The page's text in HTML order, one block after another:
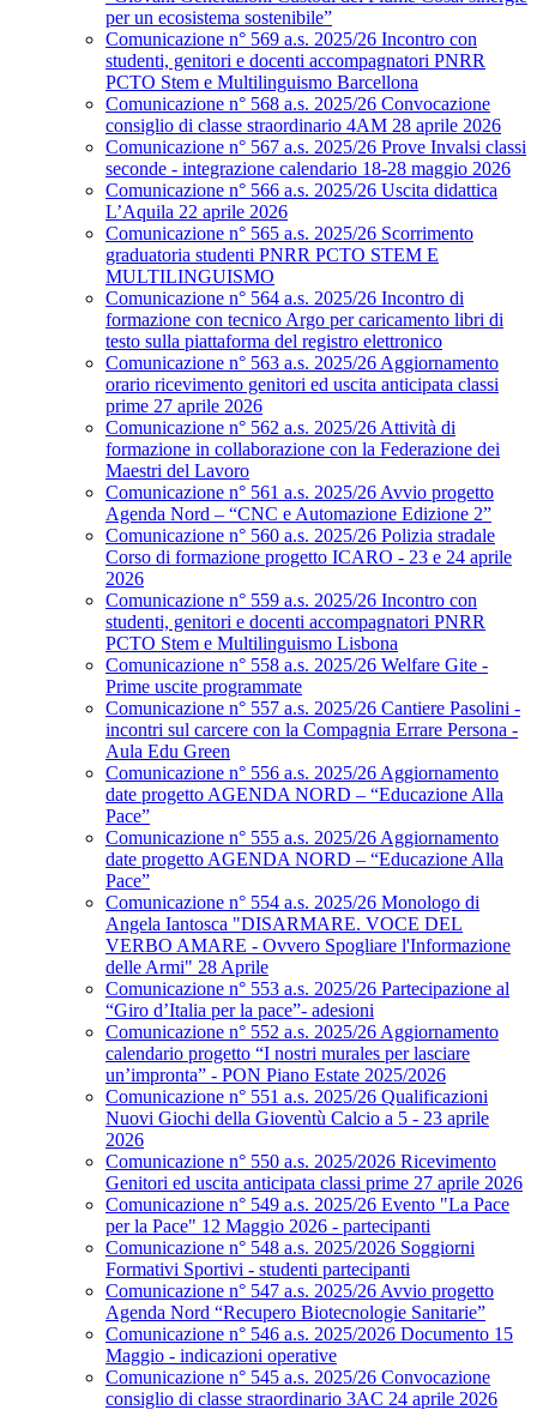
per un ecosistema sostenibile”
Comunicazione n° 569 a.s. 2025/26 Incontro con
studenti, genitori e docenti accompagnatori PNRR
PCTO Stem e Multilinguismo Barcellona
Comunicazione n° 568 a.s. 2025/26 Convocazione
consiglio di classe straordinario 4AM 28 aprile 2026
Comunicazione n° 567 a.s. 2025/26 Prove Invalsi classi
seconde - integrazione calendario 18-28 maggio 2026
Comunicazione n° 566 a.s. 2025/26 Uscita didattica
L’Aquila 22 aprile 2026
Comunicazione n° 565 a.s. 2025/26 Scorrimento
graduatoria studenti PNRR PCTO STEM E
MULTILINGUISMO
Comunicazione n° 564 a.s. 2025/26 Incontro di
formazione con tecnico Argo per caricamento libri di
testo sulla piattaforma del registro elettronico
Comunicazione n° 563 a.s. 2025/26 Aggiornamento
orario ricevimento genitori ed uscita anticipata classi
prime 27 aprile 2026
Comunicazione n° 562 a.s. 2025/26 Attività di
formazione in collaborazione con la Federazione dei
Maestri del Lavoro
Comunicazione n° 561 a.s. 2025/26 Avvio progetto
Agenda Nord – “CNC e Automazione Edizione 2”
Comunicazione n° 560 a.s. 2025/26 Polizia stradale
Corso di formazione progetto ICARO - 23 e 24 aprile
2026
Comunicazione n° 559 a.s. 2025/26 Incontro con
studenti, genitori e docenti accompagnatori PNRR
PCTO Stem e Multilinguismo Lisbona
Comunicazione n° 558 a.s. 2025/26 Welfare Gite -
Prime uscite programmate
Comunicazione n° 557 a.s. 2025/26 Cantiere Pasolini -
incontri sul carcere con la Compagnia Errare Persona -
Aula Edu Green
Comunicazione n° 556 a.s. 2025/26 Aggiornamento
date progetto AGENDA NORD – “Educazione Alla
Pace”
Comunicazione n° 555 a.s. 2025/26 Aggiornamento
date progetto AGENDA NORD – “Educazione Alla
Pace”
Comunicazione n° 554 a.s. 2025/26 Monologo di
Angela Iantosca "DISARMARE. VOCE DEL
VERBO AMARE - Ovvero Spogliare l'Informazione
delle Armi" 28 Aprile
Comunicazione n° 553 a.s. 2025/26 Partecipazione al
“Giro d’Italia per la pace”- adesioni
Comunicazione n° 552 a.s. 2025/26 Aggiornamento
calendario progetto “I nostri murales per lasciare
un’impronta” - PON Piano Estate 2025/2026
Comunicazione n° 551 a.s. 2025/26 Qualificazioni
Nuovi Giochi della Gioventù Calcio a 5 - 23 aprile
2026
Comunicazione n° 550 a.s. 2025/2026 Ricevimento
Genitori ed uscita anticipata classi prime 27 aprile 2026
Comunicazione n° 549 a.s. 2025/26 Evento "La Pace
per la Pace" 12 Maggio 2026 - partecipanti
Comunicazione n° 548 a.s. 2025/2026 Soggiorni
Formativi Sportivi - studenti partecipanti
Comunicazione n° 547 a.s. 2025/26 Avvio progetto
Agenda Nord “Recupero Biotecnologie Sanitarie”
Comunicazione n° 546 a.s. 2025/2026 Documento 15
Maggio - indicazioni operative
Comunicazione n° 545 a.s. 2025/26 Convocazione
consiglio di classe straordinario 3AC 24 aprile 2026